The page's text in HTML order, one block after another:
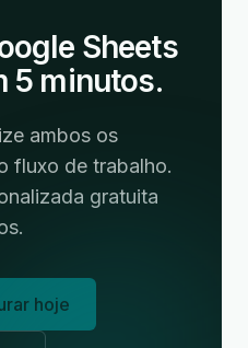
Sheets
5 minutos.
ambos os
fluxo de trabalho.
gratuita
hoje